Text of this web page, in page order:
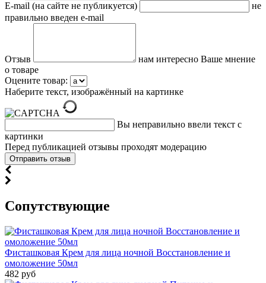
E-mail (на сайте не публикуется)
не
правильно введен e-mail
Отзыв
нам интересно Ваше мнение
о товаре
Оцените товар:
Наберите текст, изображённый на картинке
Вы неправильно ввели текст с
картинки
Перед публикацией отзывы проходят модерацию
Cопутствующие
Фисташковая Крем для лица ночной Восстановление и
омоложение 50мл
482 руб